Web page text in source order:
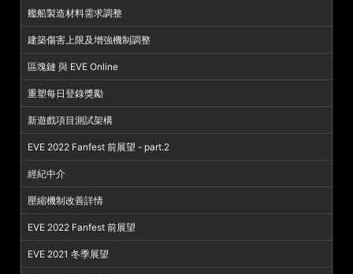
艦船製造材料需求調整
建築傷害上限及增強機制調整
區塊鏈 與 EVE Online
重塑每日登錄獎勵
新遊戲項目測試架構
EVE 2022 Fanfest 前展望 - part.2
經紀中介
壓縮機制改善詳情
EVE 2022 Fanfest 前展望
EVE 2021 冬季展望